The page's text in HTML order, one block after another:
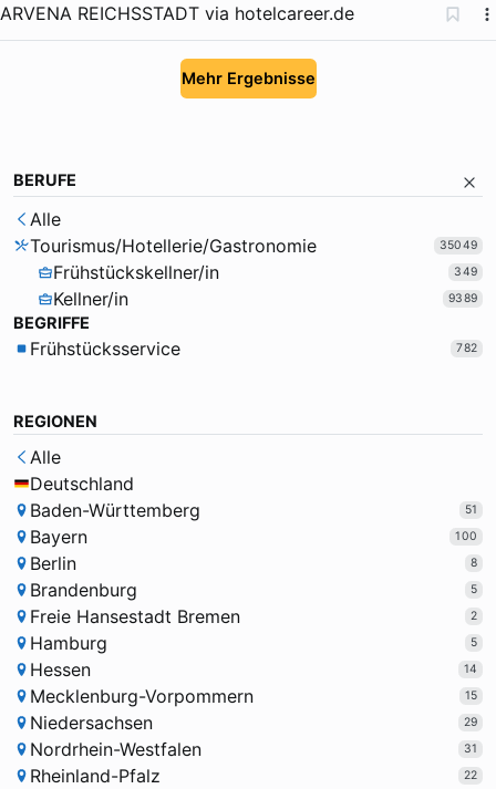
ARVENA REICHSSTADT via hotelcareer.de
Mehr Ergebnisse
BERUFE
Alle
Tourismus/Hotellerie/Gastronomie
35049
Frühstückskellner/in 349
Kellner/in 9389
BEGRIFFE
Frühstücksservice 782
REGIONEN
Alle
Deutschland
Baden-Württemberg
51
Bayern 100
Berlin 8
Brandenburg 5
Freie Hansestadt Bremen 2
Hamburg 5
Hessen 14
Mecklenburg-Vorpommern 15
Niedersachsen 29
Nordrhein-Westfalen 31
Rheinland-Pfalz 22